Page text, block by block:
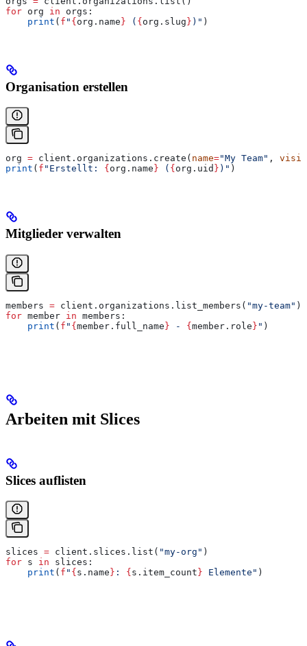
for org in orgs:
    print
( f " { org.name } ( { org.slug } )" )
Organisation erstellen
org = client.organizations.create( name="My Team" ,
print ( f "Erstellt: { org.name } ( { org.uid } )" )
Mitglieder verwalten
members = client.organizations.list_members( "my-team" )
for member in members:
    print
( f " { member.full_name } - { member.role } " )
Arbeiten mit Slices
Slices auflisten
slices = client.slices.list( "my-org" )
for s in slices:
    print
( f " { s.name } : { s.item_count } Elemente" )